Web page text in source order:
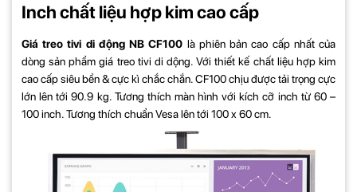
Inch chất liệu hợp kim cao cấp
Giá treo tivi di động NB CF100 là phiên bản cao cấp nhất của
dòng sản phẩm giá treo tivi di dộng. Với thiết kế chất liệu hợp kim
cao cấp siêu bền & cực kì chắc chắn. CF100 chịu được tải trọng cực
lớn lên tới 90.9 kg. Tương thích màn hình với kích cỡ inch từ 60 –
100 inch. Tương thích chuẩn Vesa lên tới 100 x 60 cm.